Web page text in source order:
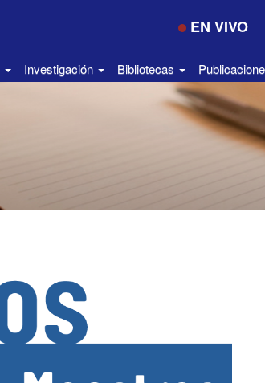
EN VIVO
Investigación Bibliotecas